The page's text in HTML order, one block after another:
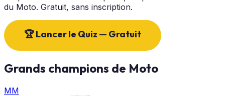
du Moto. Gratuit, sans inscription.
🏆 Lancer le Quiz — Gratuit
Grands champions de Moto
MM